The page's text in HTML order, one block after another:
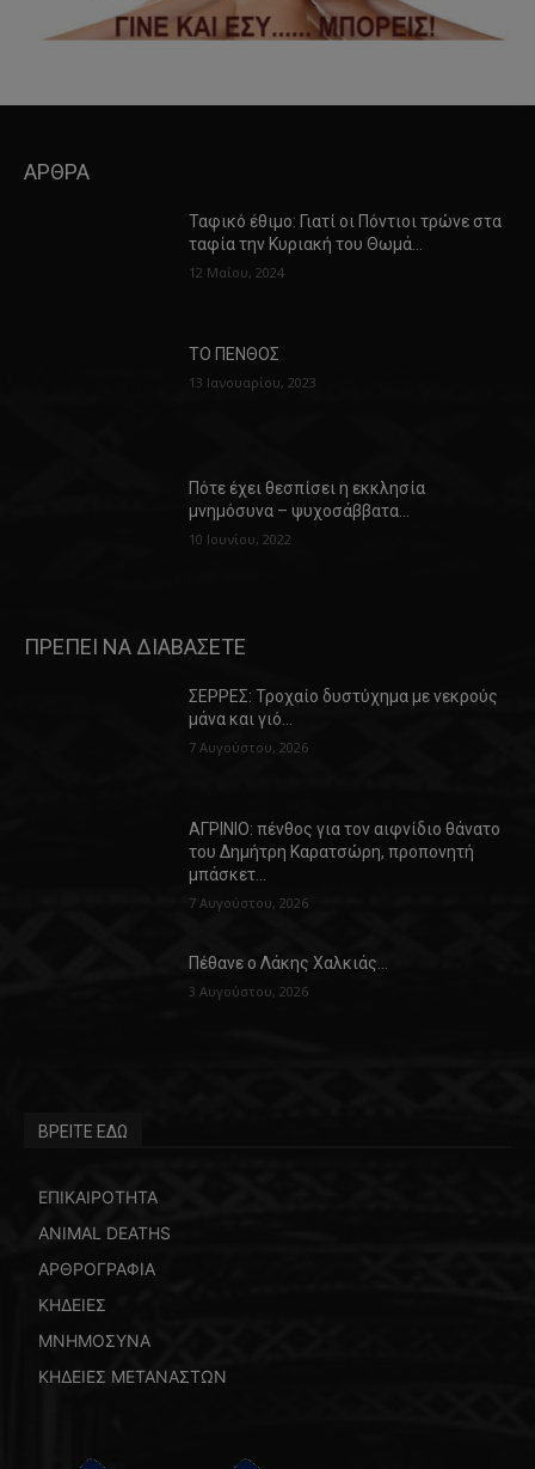
ΑΡΘΡΑ
Ταφικό έθιμο: Γιατί οι Πόντιοι τρώνε στα
ταφία την Κυριακή του Θωμά…
12 Μαΐου, 2024
ΤΟ ΠΕΝΘΟΣ
13 Ιανουαρίου, 2023
Πότε έχει θεσπίσει η εκκλησία
μνημόσυνα – ψυχοσάββατα…
10 Ιουνίου, 2022
ΠΡΕΠΕΙ ΝΑ ΔΙΑΒΑΣΕΤΕ
ΣΕΡΡΕΣ: Τροχαίο δυστύχημα με νεκρούς
μάνα και γιό…
7 Αυγούστου, 2026
ΑΓΡΙΝΙΟ: πένθος για τον αιφνίδιο θάνατο
του Δημήτρη Καρατσώρη, προπονητή
μπάσκετ…
7 Αυγούστου, 2026
Πέθανε ο Λάκης Χαλκιάς…
3 Αυγούστου, 2026
ΒΡΕΙΤΕ ΕΔΩ
ΕΠΙΚΑΙΡΟΤΗΤΑ
ANIMAL DEATHS
ΑΡΘΡΟΓΡΑΦΙΑ
ΚΗΔΕΙΕΣ
ΜΝΗΜΟΣΥΝΑ
ΚΗΔΕΙΕΣ ΜΕΤΑΝΑΣΤΩΝ